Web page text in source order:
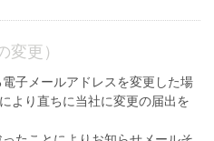
変更）
子メールアドレスを変更した場
より直ちに当社に変更の届出を